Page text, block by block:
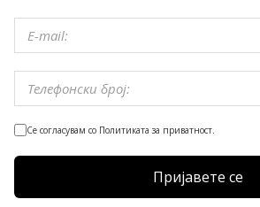
Се согласувам со Политиката за приватност.
Пријавете се